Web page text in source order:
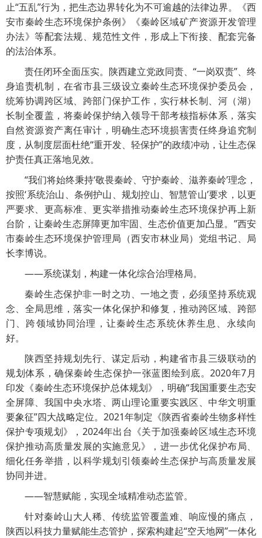
止“五乱”行为，把生态边界转化为不可逾越的法律边界。《西
安市秦岭生态环境保护条例》《秦岭区域矿产资源开发管理
办法》等配套法规、规范性文件，形成上下衔接、配套完备
的法治体系。
责任闭环全面压实。陕西建立党政同责、“一岗双责”、终
身追责机制，在省市县三级设立秦岭生态环境保护委员会，
统筹协调跨区域、跨部门保护工作，实行林长制、河（湖）
长制全覆盖，将秦岭保护纳入领导干部考核指标体系，落实
自然资源资产离任审计，明确生态环境损害责任终身追究制
度，从制度层面杜绝“重开发、轻保护”的政绩冲动，让生态保
护责任真正落地见效。
“我们将始终秉持‘敬畏秦岭、守护秦岭、滋养秦岭’理念，
按照‘系统治山、条例护山、规划控山、智慧管山’要求，以更
严要求、更高标准、更实举措推动秦岭生态环境保护再上新
台阶，让秦岭生态屏障更加牢固、生态价值更加凸显。”西安
市秦岭生态环境保护管理局（西安市林业局）党组书记、局
长李博说。
——系统谋划，构建一体化综合治理格局。
秦岭生态保护非一时之功、一地之责，必须坚持系统观
念、全局思维，落实一体化保护和修复，推动跨区域、跨部
门、跨领域协同治理，让秦岭生态系统休养生息、永续向
好。
陕西坚持规划先行、谋定后动，构建省市县三级联动的
规划体系，确保秦岭生态保护一张蓝图绘到底。2020年7月
印发《秦岭生态环境保护总体规划》，明确“我国重要生态安
全屏障、我国中央水塔、两山理论重要实践区、中华文明重
要象征”四大战略定位。2021年制定《陕西省秦岭生物多样性
保护专项规划》，2024年出台《关于加强秦岭区域生态环境
保护推动高质量发展的实施意见》，进一步优化保护布局、
细化任务举措，以科学规划引领秦岭生态保护与高质量发展
协同并进。
——智慧赋能，实现全域精准动态监管。
针对秦岭山大人稀、传统监管覆盖难、响应慢的痛点，
陕西以科技力量赋能生态管护，探索构建起“空天地网”一体化